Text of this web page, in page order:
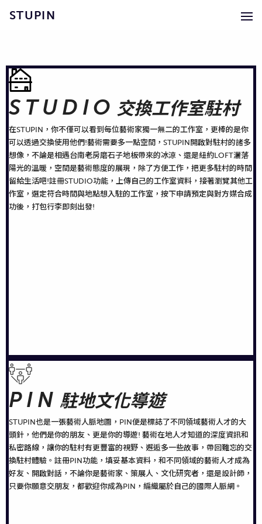
STUPIN
STUDIO 交換工作室駐村
在STUPIN，你不僅可以看到每位藝術家獨一無二的工作室，更棒的是你
可以透過交換使用他們!藝術需要多一點空間，STUPIN開啟對駐村的諸多
想像，不論是相遇台南老房磨石子地板帶來的冰涼、還是紐約LOFT灑落
陽光的溫暖，空間是藝術態度的展現，除了方便工作，把更多駐村的時間
留給生活吧!註冊STUDIO功能，上傳自己的工作室資料，接著瀏覽其他工
作室，選定符合時間與地點想入駐的工作室，按下申請預定與對方媒合成
功後，打包行李即刻出發!
PIN 駐地文化導遊
STUPIN也是一張藝術人脈地圖，PIN便是標誌了不同領域藝術人才的大
頭針，他們是你的朋友、更是你的導遊! 藝術在地人才知道的深度資訊和
私密路線，讓你的駐村有更豐富的視野、邂逅多一些故事，帶回難忘的交
換駐村體驗。註冊PIN功能，填妥基本資料，和不同領域的藝術人才成為
好友、開啟對話，不論你是藝術家、策展人、文化研究者，還是設計師，
只要你願意交朋友，都歡迎你成為PIN，編織屬於自己的國際人脈網。